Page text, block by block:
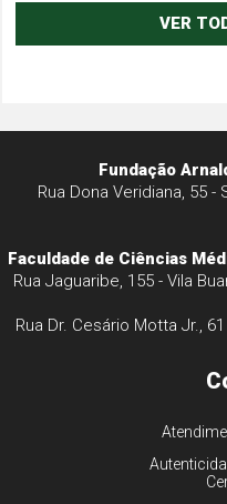
VER
Fundação
Rua Dona Veridiana, 55 -
Faculdade de Ciências
Rua Jaguaribe, 155 - Vila
Rua Dr. Cesário Motta Jr.,